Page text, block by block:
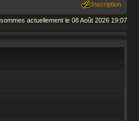
Inscription
actuellement le 08 Août 2026 19:07